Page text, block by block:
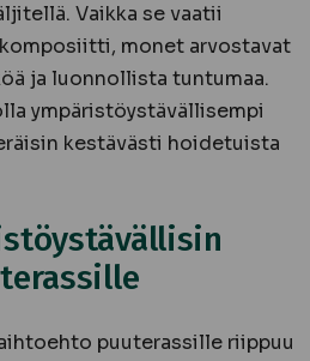
Vaikka se vaatii
monet arvostavat
ja luonnollista tuntumaa.
ympäristöystävällisempi
kestävästi hoidetuista
puuterassille riippuu